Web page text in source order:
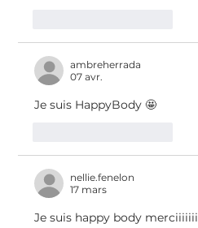
ambreherrada
07 avr.
Je suis HappyBody 🤩
nellie.fenelon
17 mars
Je suis happy body merciiiiiii